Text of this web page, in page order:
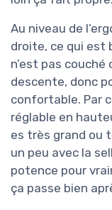
Au niveau de
droite, ce qui est
n’est pas couché
descente, donc
confortable. Par
réglable en
es très grand ou
un peu avec la
potence pour
ça passe bien